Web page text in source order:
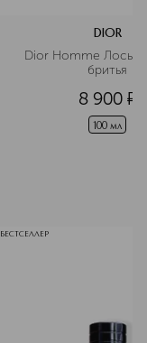
DIOR
Dior Homme
бритья
8 900 ¤
100 мл
БЕСТСЕЛЛЕР